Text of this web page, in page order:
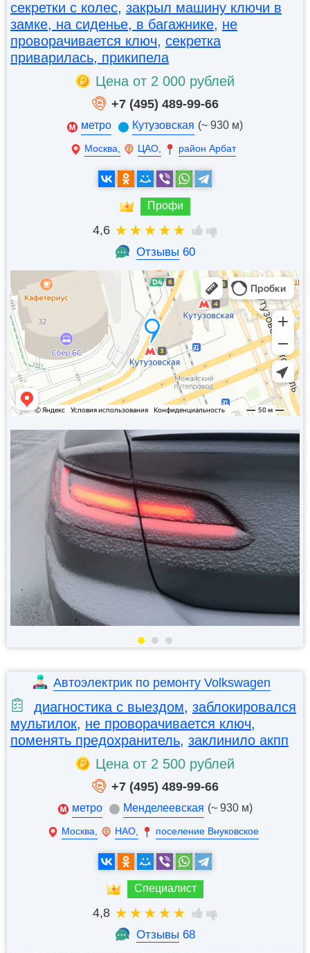
секретки с колес, закрыл машину ключи в
замке, на сиденье, в багажнике, не
проворачивается ключ, секретка
приварилась, прикипела
Цена от 2 000 рублей
+7 (495) 489-99-66
метро Кутузовская (~ 930 м)
Москва, ЦАО, район Арбат
Профи
4,6
Отзывы 60
Автоэлектрик по ремонту Volkswagen
диагностика с выездом, заблокировался
мультилок, не проворачивается ключ,
поменять предохранитель, заклинило акпп
Цена от 2 500 рублей
+7 (495) 489-99-66
метро Менделеевская (~ 930 м)
Москва, НАО, поселение Внуковское
Специалист
4,8
Отзывы 68